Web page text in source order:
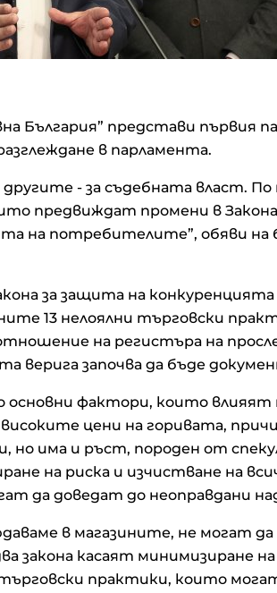
България” представи първия
в парламента.
другите - за съдебната власт.
предвиждат промени в
на потребителите”, обяви на
за защита на
13 нелоялни търговски
на регистъра на
верига започва да бъде
основни фактори, които
цени на горивата,
но има и ръст, породен от
на риска и изчистване на
да доведат до неоправдани
в магазините, не могат
закона касаят минимизиране на
търговски практики, които